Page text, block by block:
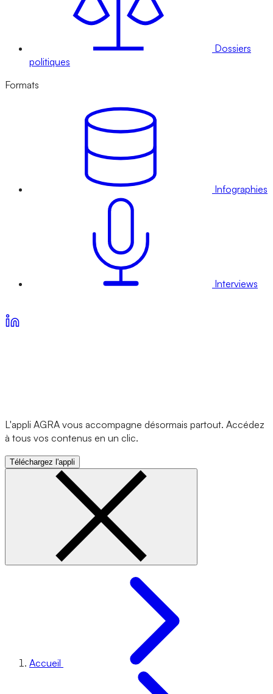
Dossiers
politiques
Formats
Infographies
Interviews
L'appli AGRA vous accompagne désormais partout. Accédez
à tous vos contenus en un clic.
Téléchargez l'appli
Accueil